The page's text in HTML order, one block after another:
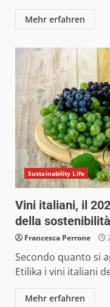
Mehr erfahren
Sustainability Life
Vini italiani, il
della sostenibilità
Francesca Perrone
Secondo quanto si
Etilika i vini italiani
Mehr erfahren